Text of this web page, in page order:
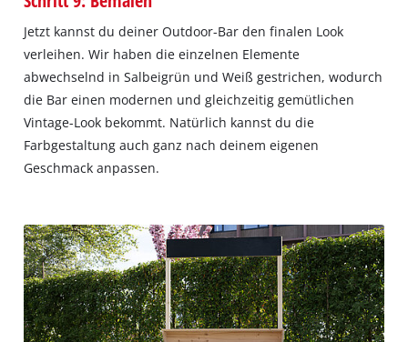
Jetzt kannst du deiner Outdoor-Bar den finalen Look
verleihen. Wir haben die einzelnen Elemente
abwechselnd in Salbeigrün und Weiß gestrichen, wodurch
die Bar einen modernen und gleichzeitig gemütlichen
Vintage-Look bekommt. Natürlich kannst du die
Farbgestaltung auch ganz nach deinem eigenen
Geschmack anpassen.